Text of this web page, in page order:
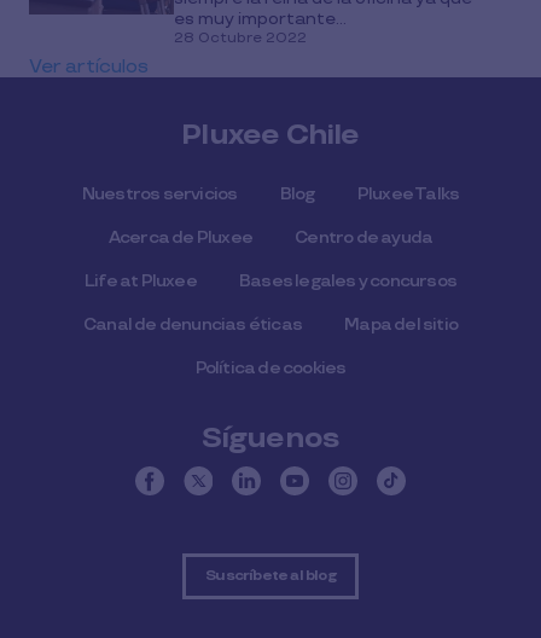
es muy importante...
28 Octubre 2022
Ver artículos
Pluxee Chile
Nuestros servicios Blog Pluxee Talks
Acerca de Pluxee Centro de ayuda
Life at Pluxee Bases legales y concursos
Canal de denuncias éticas Mapa del sitio
Política de cookies
Síguenos
Suscríbete al blog